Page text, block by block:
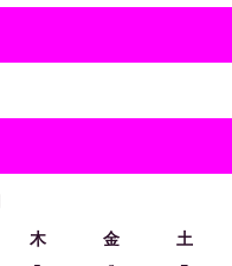
木 金
土